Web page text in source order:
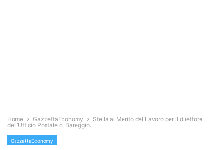
Home GazzettaEconomy
Stella al Merito del Lavoro per il direttore
dell’Ufficio Postale di Bareggio.
GazzettaEconomy